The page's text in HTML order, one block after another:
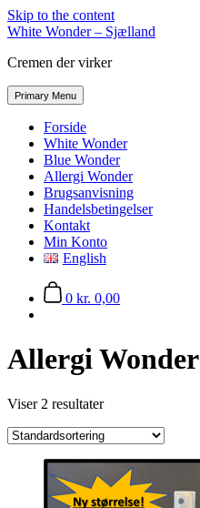
Skip to the content
White Wonder – Sjælland
Cremen der virker
Primary Menu
Forside
White Wonder
Blue Wonder
Allergi Wonder
Brugsanvisning
Handelsbetingelser
Kontakt
Min Konto
English
0 kr. 0,00
Allergi Wonder
Viser 2 resultater